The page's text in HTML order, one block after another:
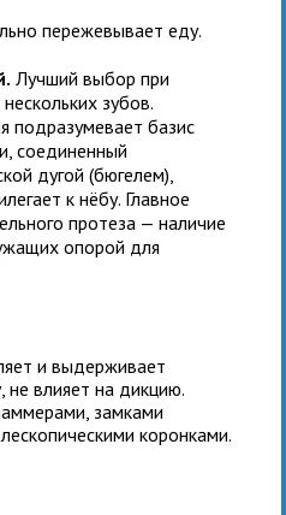
пережевывает еду.
Лучший выбор при
зубов.
подразумевает базис
соединенный
дугой (бюгелем),
к нёбу. Главное
протеза — наличие
опорой для
и выдерживает
не влияет на дикцию.
замками
коронками.